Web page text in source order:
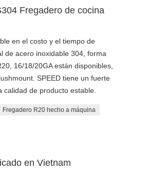
Fregadero de cocina
en el costo y el tiempo de
de acero inoxidable 304, forma
16/18/20GA están disponibles,
SPEED tiene un fuerte
de producto estable.
Fregadero R20 hecho a máquina
en Vietnam